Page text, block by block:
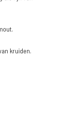
kruiden.